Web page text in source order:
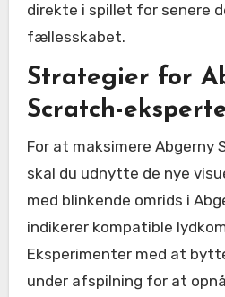
direkte i spillet for senere
fællesskabet.
Strategier for
Scratch-
For at maksimere Abgerny
skal du udnytte de nye
med blinkende omrids i
indikerer kompatible
Eksperimenter med at
under afspilning for at